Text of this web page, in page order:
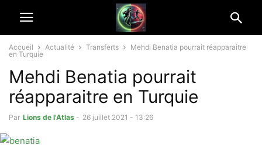
Accueil Actualité Transferts
Mehdi Benatia pourrait réapparaitre
en Turquie
Mehdi Benatia pourrait
réapparaitre en Turquie
Par Lions de l'Atlas - 26 juillet 2021 - 13:26